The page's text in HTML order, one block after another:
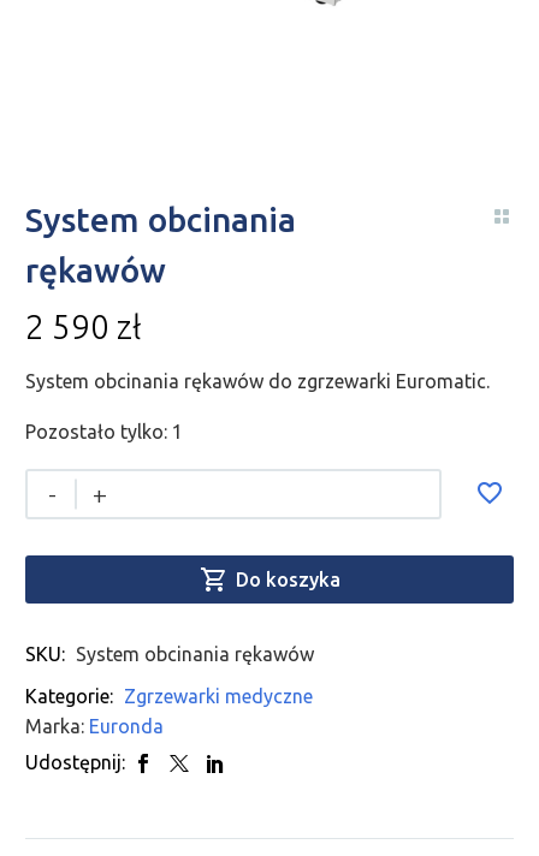
System obcinania
rękawów
2 590 zł
System obcinania rękawów do zgrzewarki Euromatic.
Pozostało tylko: 1
- +
 Do koszyka
SKU: System obcinania rękawów
Kategorie: Zgrzewarki medyczne
Marka: Euronda
Udostępnij: